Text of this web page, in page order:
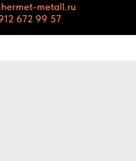
metall.ru
672 99 57